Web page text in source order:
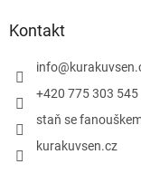
Kontakt
info@
+420 775 303 545
staň se
kurakuvsen.cz